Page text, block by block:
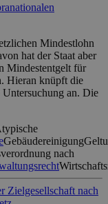
Mindestlohn
hat der Staat aber
Mindestentgelt für
Hieran knüpft die
Untersuchung an. Die
Gebäudereinigung
nach